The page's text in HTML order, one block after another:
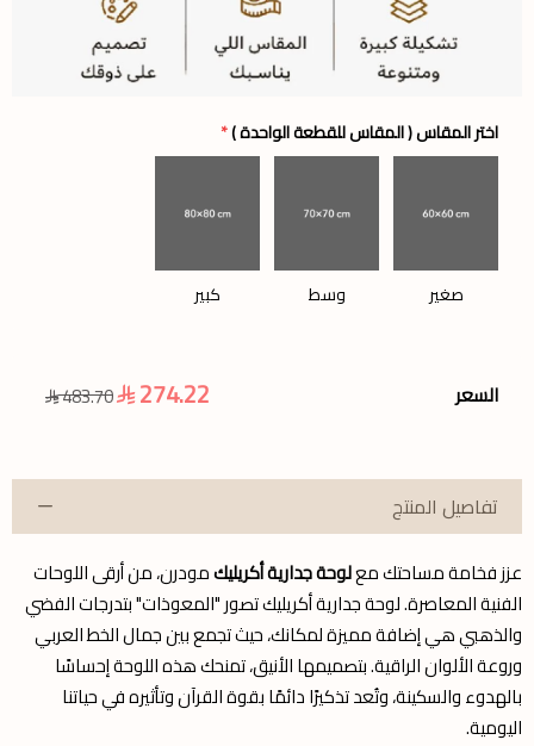
اختر المقاس ( المقاس للقطعة الواحدة )*
صغير وسط كبير
السعر 274.22
483.70
تفاصيل المنتج
عزز فخامة مساحتك معلوحة جدارية أكريليكمودرن، من أرقى اللوحات
الفنية المعاصرة. لوحة جدارية أكريليك تصور "المعوذات" بتدرجات الفضي
والذهبي هي إضافة مميزة لمكانك، حيث تجمع بين جمال الخط العربي
وروعة الألوان الراقية. بتصميمها الأنيق، تمنحك هذه اللوحة إحساسًا
بالهدوء والسكينة، وتُعد تذكيرًا دائمًا بقوة القرآن وتأثيره في حياتنا
اليومية.